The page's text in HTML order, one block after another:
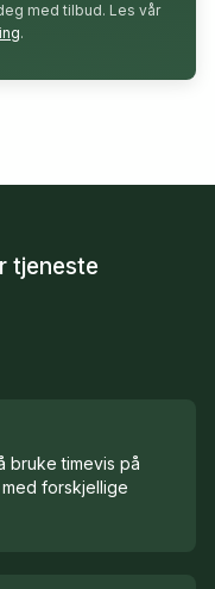
med tilbud. Les vår
.
tjeneste
bruke timevis på
forskjellige